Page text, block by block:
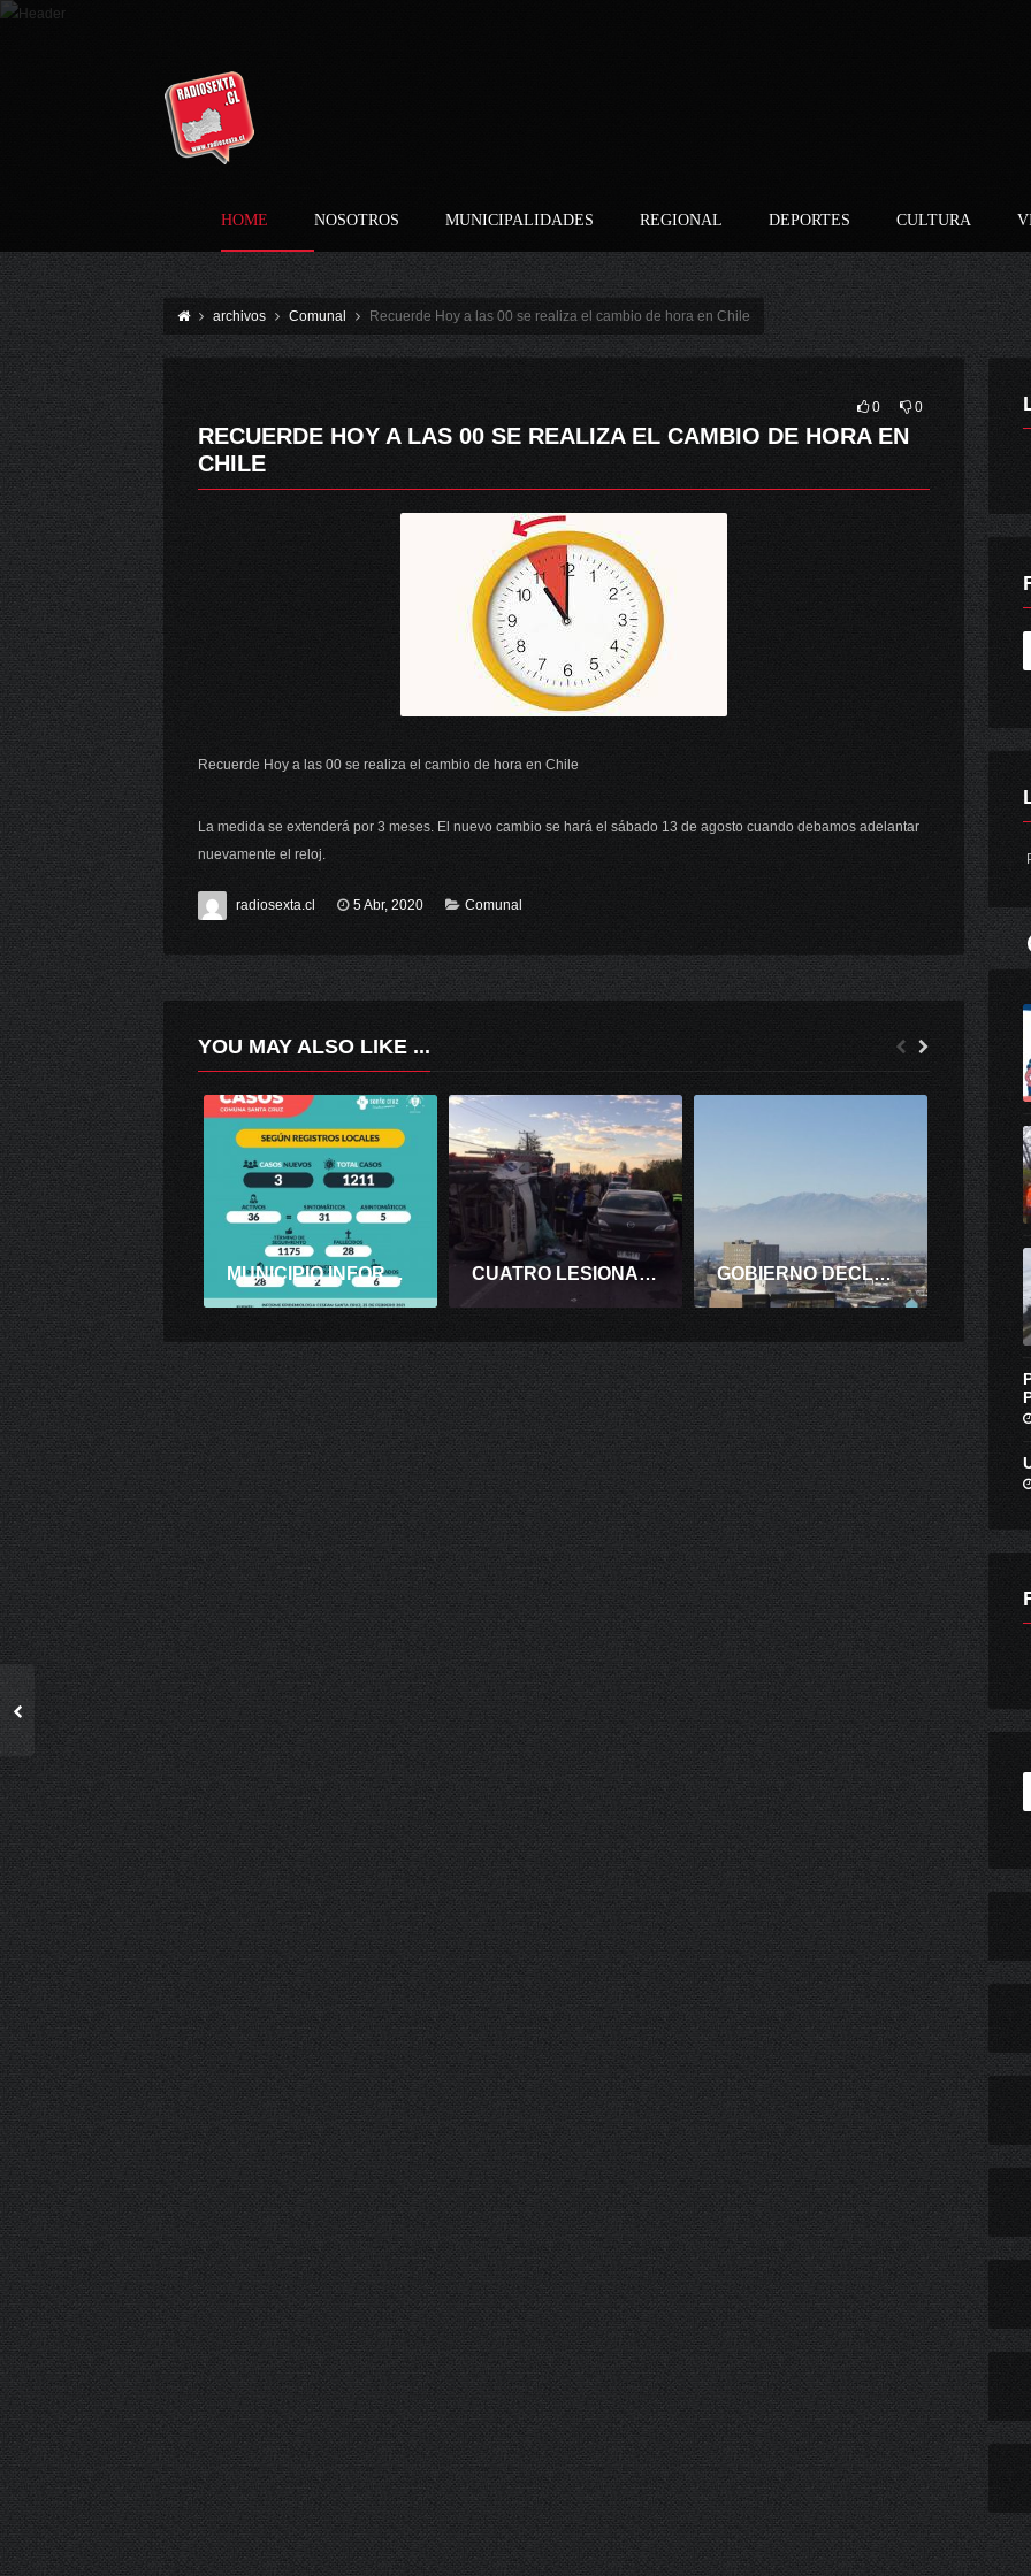
HOME NOSOTROS MUNICIPALIDADES REGIONAL DEPORTES CULTURA
archivos Comunal Recuerde Hoy a las 00 se realiza el cambio de hora en Chile
0 0
RECUERDE HOY A LAS 00 SE REALIZA EL CAMBIO DE HORA EN
CHILE
Recuerde Hoy a las 00 se realiza el cambio de hora en Chile
La medida se extenderá por 3 meses. El nuevo cambio se hará el sábado 13 de agosto cuando debamos adelantar
nuevamente el reloj.
radiosexta.cl 5 Abr, 2020 Comunal
YOU MAY ALSO LIKE ...
MUNICIPIO INFORMA: 3 NUEVOS CASOS Y 2 RECUPERADOS EN SANTA CRUZ CUATRO LESIONADOS DEJA ACCIDENTE EN CRUCE DE APALTA ESTA MAÑANA DE JUEVES. GOBIERNO DECLARA ZONA SATURADA POR MP 2,5 AL VALLE CENTRAL DE LA REGIÓN DE O’HIGGINS.